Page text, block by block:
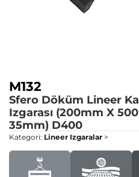
M132
Sfero Döküm Lineer
Izgarası (200mm X
35mm) D400
Kategori: Lineer Izgaralar >